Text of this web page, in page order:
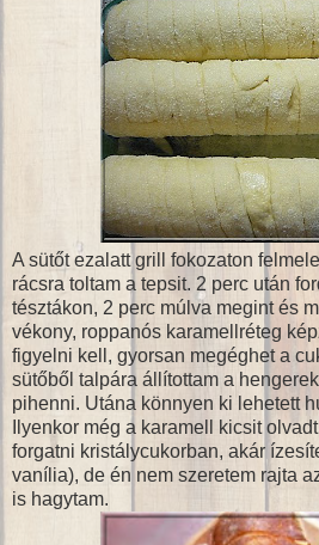
A sütőt ezalatt grill fokozaton
rácsra toltam a tepsit. 2 perc után
tésztákon, 2 perc múlva megint és
vékony, roppanós karamellréteg
figyelni kell, gyorsan megéghet a
sütőből talpára állítottam a
pihenni. Utána könnyen ki lehetett
Ilyenkor még a karamell kicsit
forgatni kristálycukorban, akár
vanília), de én nem szeretem rajta
is hagytam.